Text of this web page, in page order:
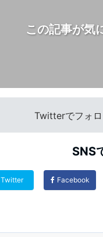
この記事が気
Twitterでフォロ
SNS
Twitter Facebook